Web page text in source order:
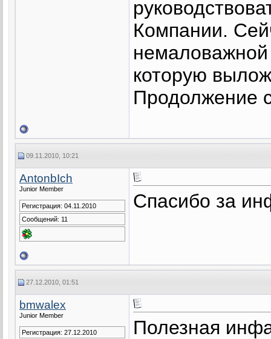
Компании.
которую
Продолжение
09.11.2010, 10:21
AntonbIch
Junior Member
Регистрация: 04.11.2010
Сообщений: 11
Спасибо за
27.12.2010, 01:51
bmwalex
Junior Member
Регистрация: 27.12.2010
Полезная